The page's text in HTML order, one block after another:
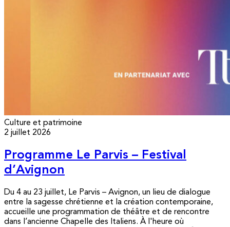
Culture et patrimoine
2 juillet 2026
Programme Le Parvis – Festival
d’Avignon
Du 4 au 23 juillet, Le Parvis – Avignon, un lieu de dialogue
entre la sagesse chrétienne et la création contemporaine,
accueille une programmation de théâtre et de rencontre
dans l’ancienne Chapelle des Italiens. À l'heure où